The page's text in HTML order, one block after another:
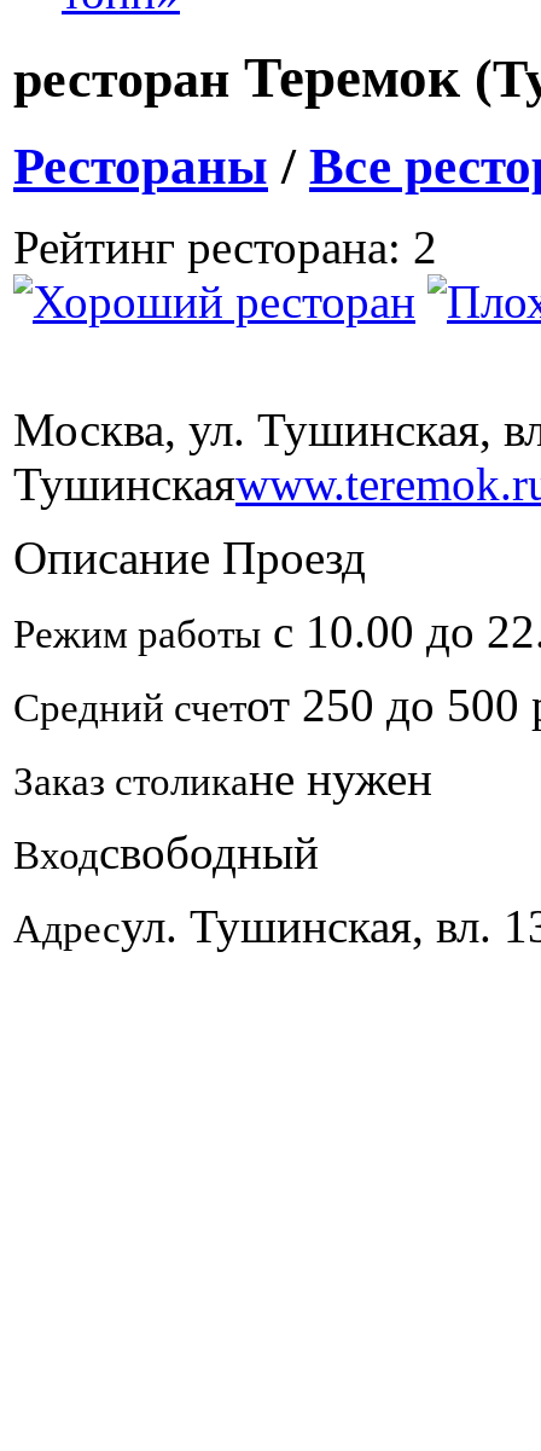
ресторан Теремок
Рестораны / Все
Рейтинг ресторана: 2
Москва, ул. Тушинская,
Тушинская
Описание Проезд
Режим работы с 10.00 до
Средний счетот 250 до 500
Заказ столикане нужен
Входсвободный
Адресул. Тушинская, вл.